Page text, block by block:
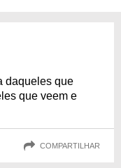
daqueles que
que veem e
COMPARTILHAR